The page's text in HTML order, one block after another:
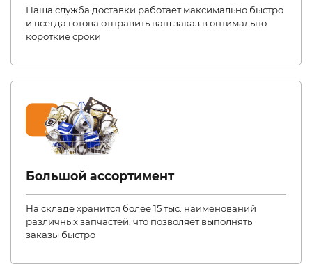
Наша служба доставки работает максимально быстро
и всегда готова отправить ваш заказ в оптимально
короткие сроки
Большой ассортимент
На складе хранится более 15 тыс. наименований
различных запчастей, что позволяет выполнять
заказы быстро